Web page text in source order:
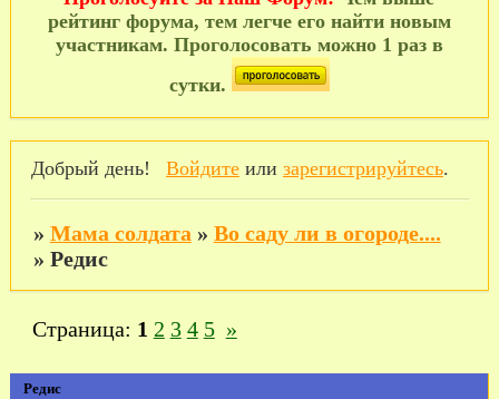
рейтинг форума, тем легче его найти новым
участникам. Проголосовать можно 1 раз в
сутки.
Добрый день! Войдитеили зарегистрируйтесь.
» Мама солдата » Во саду ли в огороде....
» Редис
Редис
Страница: 1 2 3 4 5 »